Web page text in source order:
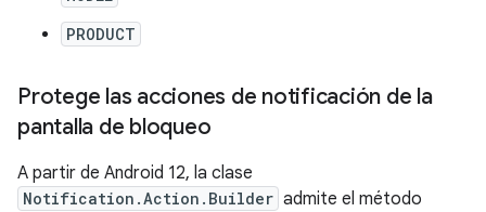
PRODUCT
Protege las acciones de notificación de la
pantalla de bloqueo
A partir de Android 12, la clase
Notification.Action.Builder admite el método